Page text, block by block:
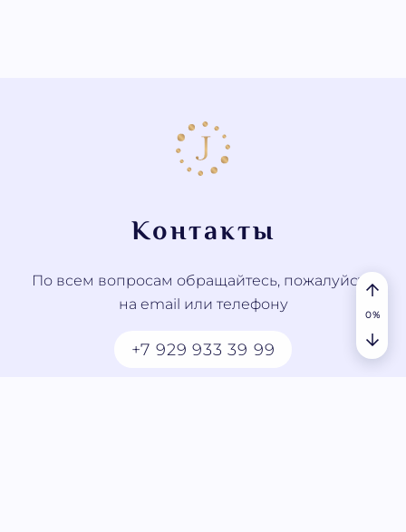
Контакты
По всем вопросам обращайтесь, пожалуйста,
на email или телефону
+7 929 933 39 99